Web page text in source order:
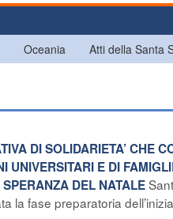
Oceania Atti della Santa
DI SOLIDARIETA’ CHE
E DI
DEL NATALE
la fase preparatoria